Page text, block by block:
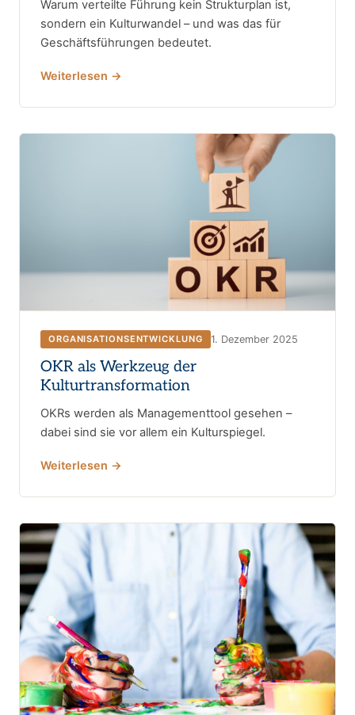
Warum verteilte Führung kein Strukturplan ist,
sondern ein Kulturwandel – und was das für
Geschäftsführungen bedeutet.
Weiterlesen →
ORGANISATIONSENTWICKLUNG 1. Dezember 2025
OKR als Werkzeug der
Kulturtransformation
OKRs werden als Managementtool gesehen –
dabei sind sie vor allem ein Kulturspiegel.
Weiterlesen →